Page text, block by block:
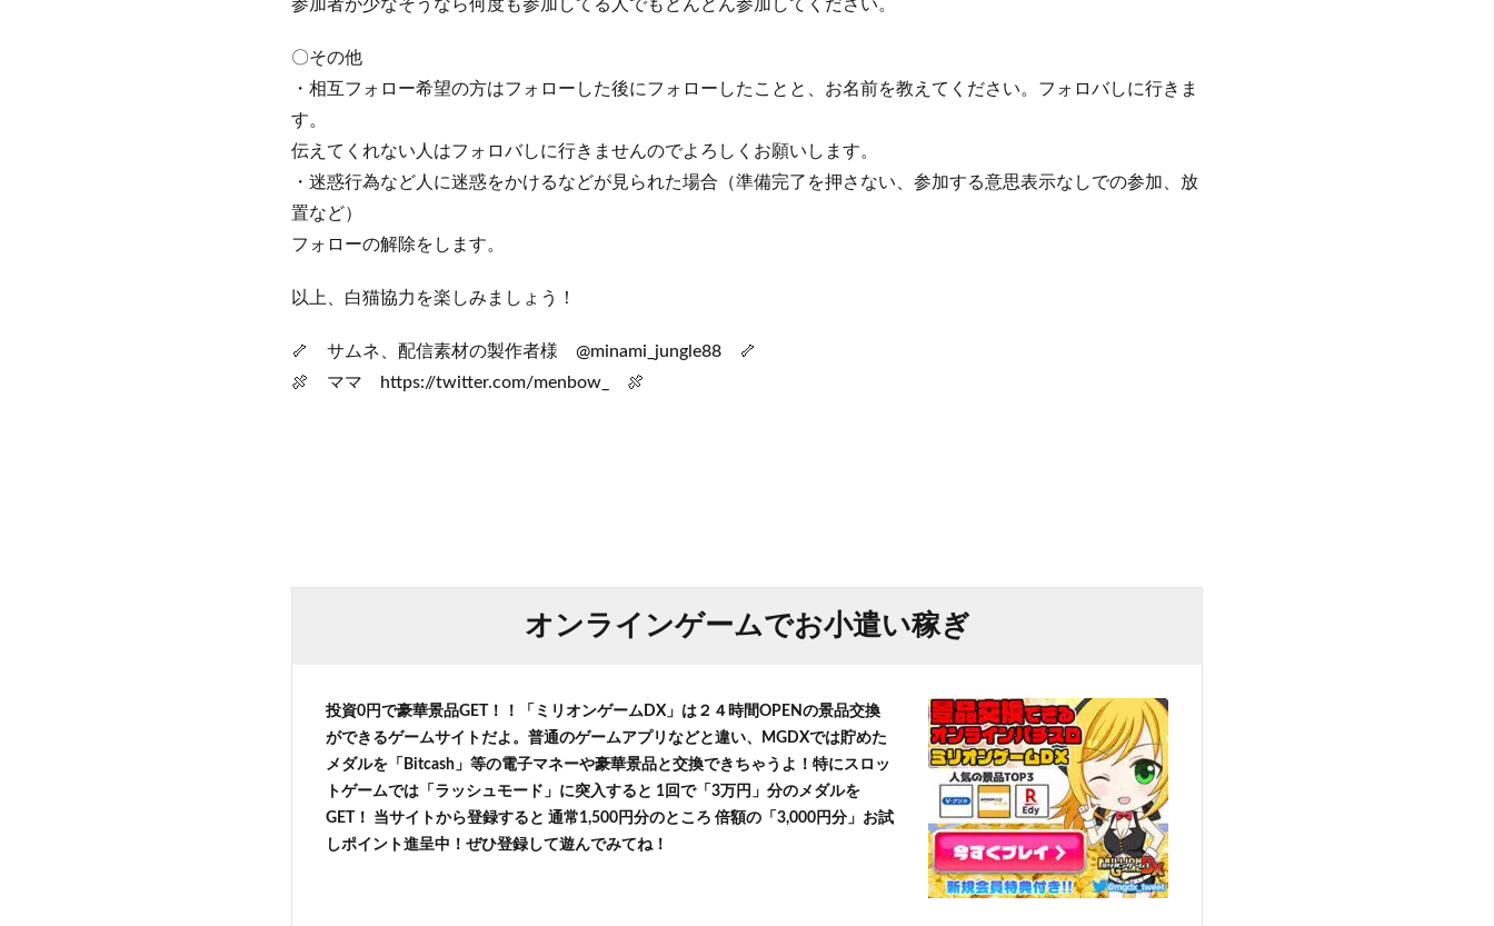
参加者が少なそうなら何度も参加してる人でもどんどん参加してください。
〇その他
・相互フォロー希望の方はフォローした後にフォローしたことと、お名前を教えてください。フォロバしに行きま
す。
伝えてくれない人はフォロバしに行きませんのでよろしくお願いします。
・迷惑行為など人に迷惑をかけるなどが見られた場合（準備完了を押さない、参加する意思表示なしでの参加、放
置など）
フォローの解除をします。
以上、白猫協力を楽しみましょう！
🦴 サムネ、配信素材の製作者様 @minami_jungle88 🦴
🍖 ママ https://twitter.com/menbow_ 🍖
オンラインゲームでお小遣い稼ぎ
投資0円で豪華景品GET！！「ミリオンゲームDX」は２４時間OPENの景品交換
ができるゲームサイトだよ。普通のゲームアプリなどと違い、MGDXでは貯めた
メダルを「Bitcash」等の電子マネーや豪華景品と交換できちゃうよ！特にスロッ
トゲームでは「ラッシュモード」に突入すると 1回で「3万円」分のメダルを
GET！ 当サイトから登録すると 通常1,500円分のところ 倍額の「3,000円分」お試
しポイント進呈中！ぜひ登録して遊んでみてね！